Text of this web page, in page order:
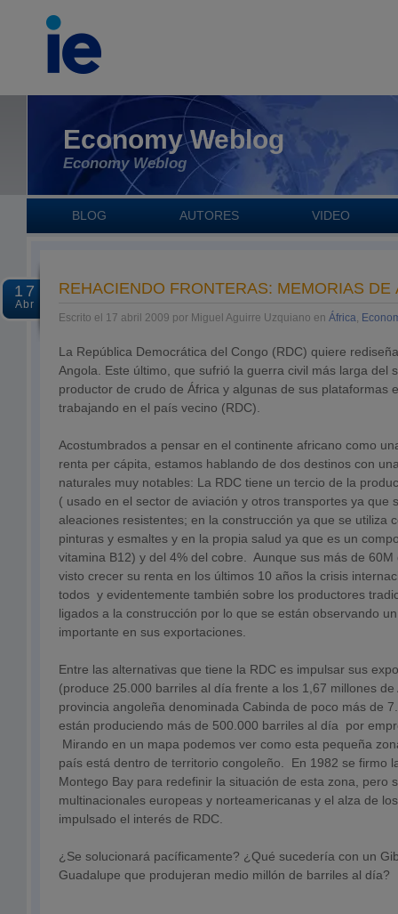
Economy Weblog
Economy Weblog
BLOG AUTORES VIDEO
17
Abr
REHACIENDO FRONTERAS: MEMORIAS DE
Escrito el 17 abril 2009 por Miguel Aguirre Uzquiano en África,
La República Democrática del Congo (RDC) quiere
Angola. Este último, que sufrió la guerra civil más larga del
productor de crudo de África y algunas de sus plataformas
trabajando en el país vecino (RDC).
Acostumbrados a pensar en el continente africano como
renta per cápita, estamos hablando de dos destinos con
naturales muy notables: La RDC tiene un tercio de la
( usado en el sector de aviación y otros transportes ya que
aleaciones resistentes; en la construcción ya que se utiliza
pinturas y esmaltes y en la propia salud ya que es un
vitamina B12) y del 4% del cobre. Aunque sus más de
visto crecer su renta en los últimos 10 años la crisis
todos y evidentemente también sobre los productores
ligados a la construcción por lo que se están observando
importante en sus exportaciones.
Entre las alternativas que tiene la RDC es impulsar sus
(produce 25.000 barriles al día frente a los 1,67 millones
provincia angoleña denominada Cabinda de poco más de
están produciendo más de 500.000 barriles al día por
Mirando en un mapa podemos ver como esta pequeña
país está dentro de territorio congoleño. En 1982 se firmo
Montego Bay para redefinir la situación de esta zona, pero
multinacionales europeas y norteamericanas y el alza de
impulsado el interés de RDC.
¿Se solucionará pacíficamente? ¿Qué sucedería con un
Guadalupe que produjeran medio millón de barriles al día?